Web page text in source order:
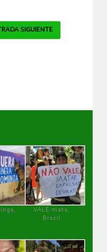
SIGUIENTE
VALE mata,
Brasil